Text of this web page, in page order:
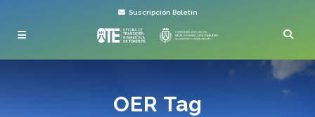
Suscripción Boletín
OER Tag